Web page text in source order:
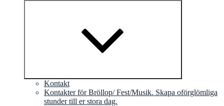
Kontakt
Kontakter för Bröllop/ Fest/Musik. Skapa oförglömliga
stunder till er stora dag.